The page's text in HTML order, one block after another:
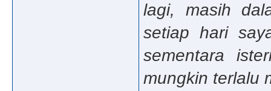
lagi, masih
setiap hari
sementara
mungkin terlalu